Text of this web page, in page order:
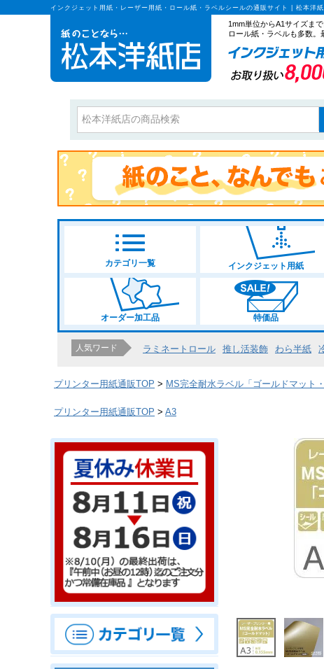
インクジェット用紙・レーザー用紙・ロール紙・ラベルシールの通販サイト | 松本洋
1mm単位からA1サイズま
ロール紙・ラベルも多数。
カテゴリ一覧 インクジェット用紙
オーダー加工品 特価品
人気ワード ラミネートロール 推し活装飾 わら半紙
プリンター用紙通販TOP MS完全耐水ラベル「ゴールドマット・
プリンター用紙通販TOP A3